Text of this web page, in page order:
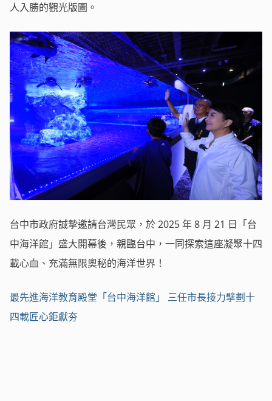
人入勝的觀光版圖。
台中市政府誠摯邀請台灣民眾，於 2025 年 8 月 21 日「台
中海洋館」盛大開幕後，親臨台中，一同探索這座凝聚十四
載心血、充滿無限奧秘的海洋世界！
最先進海洋教育殿堂「台中海洋館」 三任市長接力擘劃十
四載匠心鉅獻夯